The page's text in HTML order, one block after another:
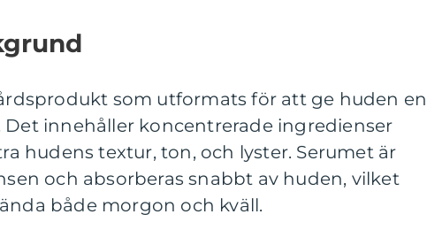
som utformats för att ge huden en
innehåller koncentrerade ingredienser
hudens textur, ton, och lyster. Serumet är
och absorberas snabbt av huden, vilket
både morgon och kväll.